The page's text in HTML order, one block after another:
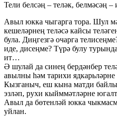
Тели белсәң – теләк, белмәсәң –
Авыл юкка чыгарга тора. Шул
кешеләрнең теләсә кайсы
була. Диңгезгә очарга
иде, дисеңме? Түрә булу
ит…
Ә шулай да синең бердәнбер
авылны һәм тарихи ядкарьләрне
Кызганыч, еш кына матди
эзләп, рухи кыйммәтләрне
Авыл да бөтенләй юкка
уйлан.